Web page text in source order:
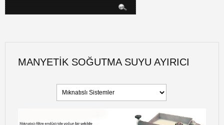
arama...
MANYETIK SOĞUTMA SUYU AYIRICI